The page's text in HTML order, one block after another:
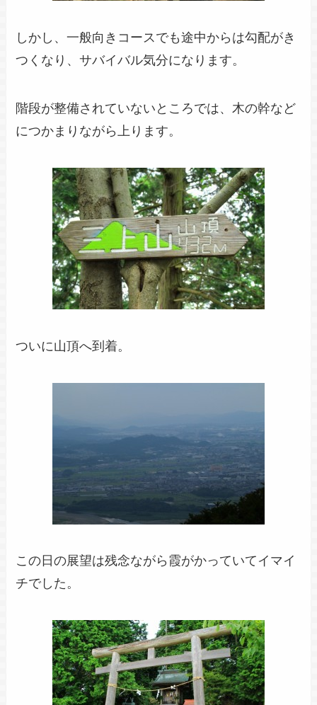
しかし、一般向きコースでも途中からは勾配がき
つくなり、サバイバル気分になります。
階段が整備されていないところでは、木の幹など
につかまりながら上ります。
ついに山頂へ到着。
この日の展望は残念ながら霞がかっていてイマイ
チでした。